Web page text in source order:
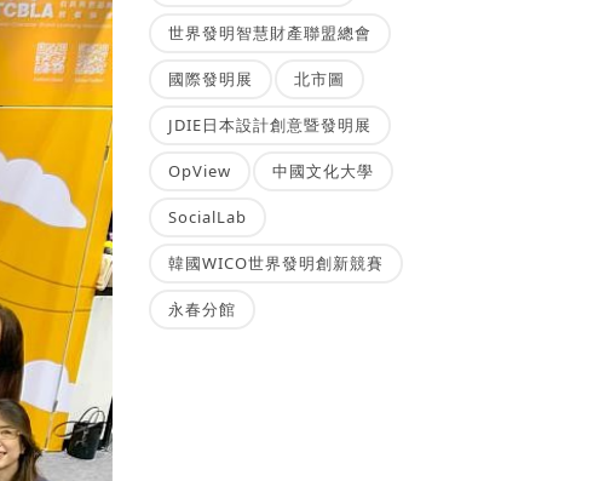
世界發明智慧財產聯盟總會
國際發明展 北市圖
JDIE日本設計創意暨發明展
OpView 中國文化大學
SocialLab
韓國WICO世界發明創新競賽
永春分館